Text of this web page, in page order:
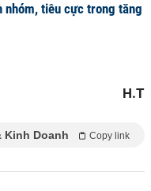
tiêu cực trong tăng
H.T
Kinh Doanh Copy link